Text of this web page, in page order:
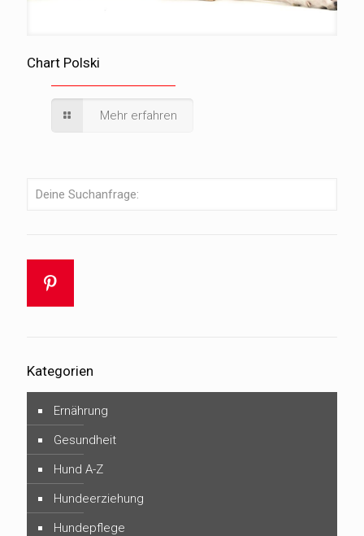
Chart Polski
Mehr erfahren
Kategorien
Ernährung
Gesundheit
Hund A-Z
Hundeerziehung
Hundepflege